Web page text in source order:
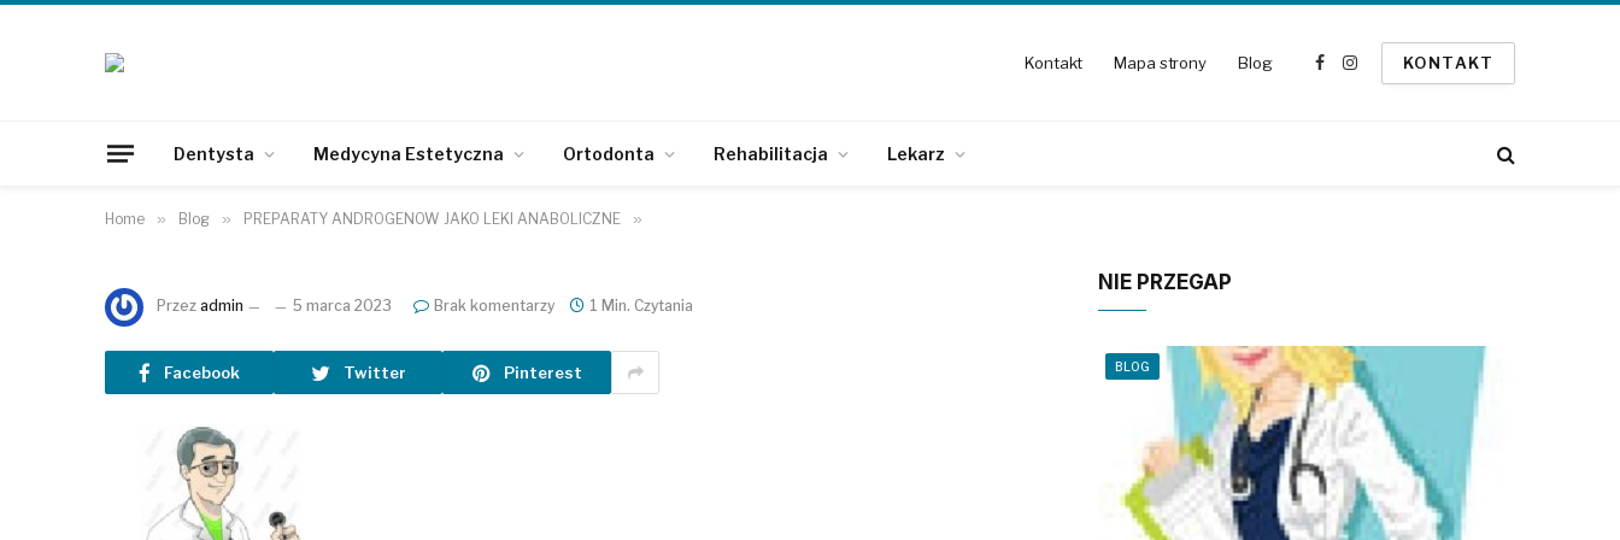
Kontakt Mapa strony Blog
Facebook
Instagram
KONTAKT
Dentysta Medycyna Estetyczna Ortodonta Rehabilitacja Lekarz
Home » Blog » PREPARATY ANDROGENÓW JAKO LEKI ANABOLICZNE »
Przez admin 5 marca 2023 Brak komentarzy 1 Min. Czytania
Facebook Twitter Pinterest
NIE PRZEGAP
BLOG